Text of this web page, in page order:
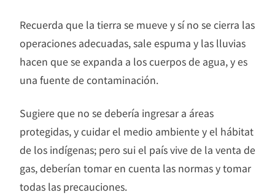
Recuerda que la tierra se mueve y sí no se cierra las
operaciones adecuadas, sale espuma y las lluvias
hacen que se expanda a los cuerpos de agua, y es
una fuente de contaminación.
Sugiere que no se debería ingresar a áreas
protegidas, y cuidar el medio ambiente y el hábitat
de los indígenas; pero sui el país vive de la venta de
gas, deberían tomar en cuenta las normas y tomar
todas las precauciones.